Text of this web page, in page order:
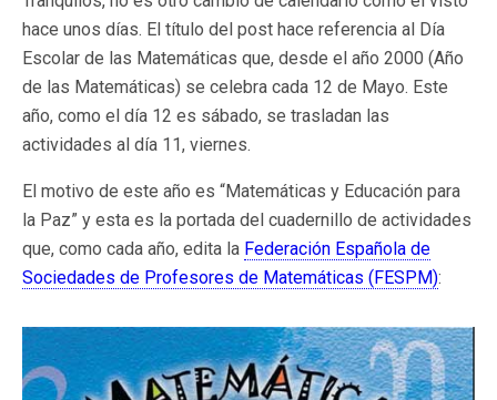
hace unos días. El título del post hace referencia al Día
Escolar de las Matemáticas que, desde el año 2000 (Año
de las Matemáticas) se celebra cada 12 de Mayo. Este
año, como el día 12 es sábado, se trasladan las
actividades al día 11, viernes.
El motivo de este año es “Matemáticas y Educación para
la Paz” y esta es la portada del cuadernillo de actividades
que, como cada año, edita la Federación Española de
Sociedades de Profesores de Matemáticas (FESPM):